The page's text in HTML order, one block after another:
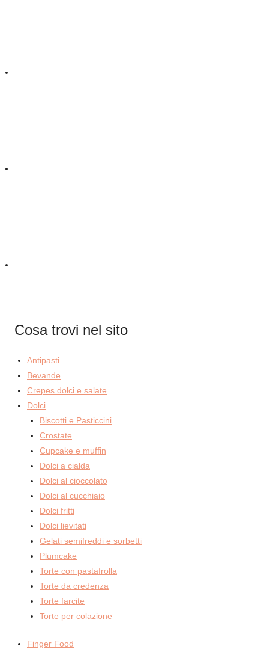
Cosa trovi nel sito
Antipasti
Bevande
Crepes dolci e salate
Dolci
Biscotti e Pasticcini
Crostate
Cupcake e muffin
Dolci a cialda
Dolci al cioccolato
Dolci al cucchiaio
Dolci fritti
Dolci lievitati
Gelati semifreddi e sorbetti
Plumcake
Torte con pastafrolla
Torte da credenza
Torte farcite
Torte per colazione
Finger Food